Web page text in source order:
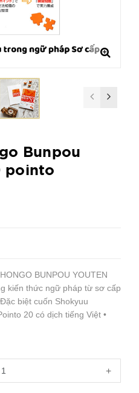
Bunpou
pointo
BUNPOU YOUTEN
kiến thức ngữ pháp từ sơ cấp
biệt cuốn Shokyuu
20 có dịch tiếng Việt •
+